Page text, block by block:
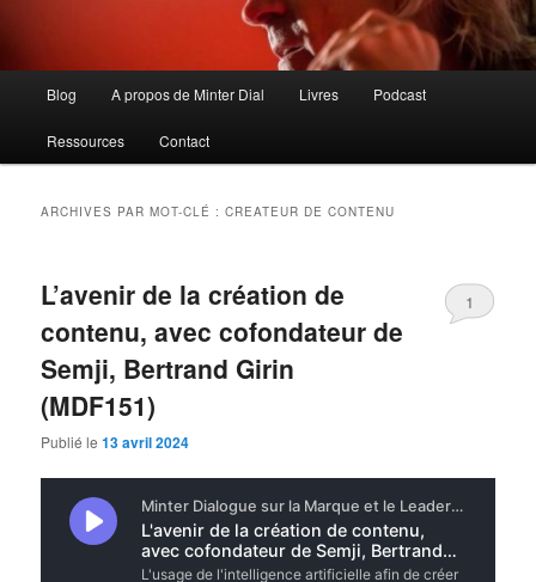
principal
Blog A propos de Minter Dial Livres Podcast
Ressources Contact
ARCHIVES PAR MOT-CLÉ :CREATEUR DE CONTENU
L’avenir de la création de
contenu, avec cofondateur de
Semji, Bertrand Girin
(MDF151)
Publié le13 avril 2024
1